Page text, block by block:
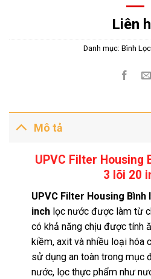
Liên
Danh mục: Bình
Mô tả
UPVC Filter Housing
3 lõi 20
UPVC Filter Housing Bình
inch lọc nước được làm từ
có khả năng chịu được tính
kiềm, axit và nhiều loại hóa
sử dụng an toàn trong mục
nước, lọc thực phẩm như